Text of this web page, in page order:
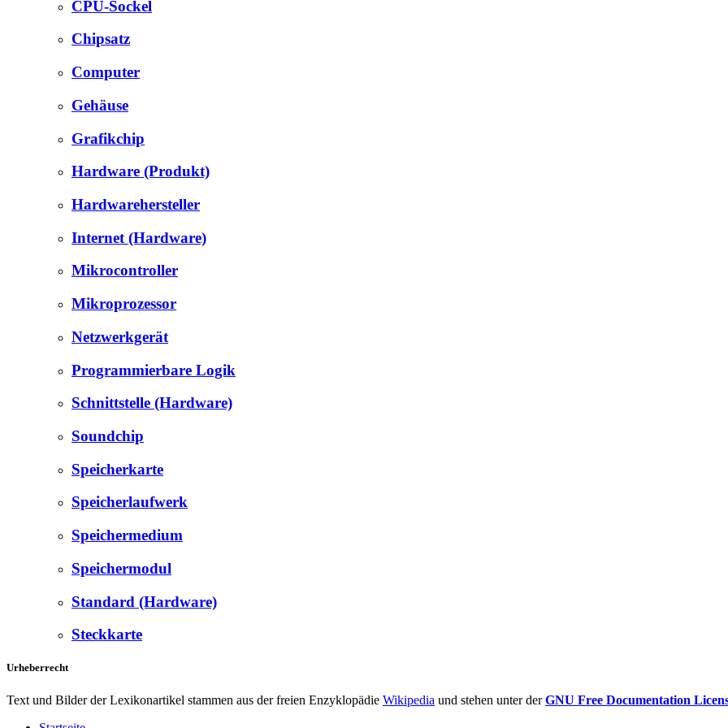
CPU-Sockel
Chipsatz
Computer
Gehäuse
Grafikchip
Hardware (Produkt)
Hardwarehersteller
Internet (Hardware)
Mikrocontroller
Mikroprozessor
Netzwerkgerät
Programmierbare Logik
Schnittstelle (Hardware)
Soundchip
Speicherkarte
Speicherlaufwerk
Speichermedium
Speichermodul
Standard (Hardware)
Steckkarte
Urheberrecht
Text und Bilder der Lexikonartikel stammen aus der freien Enzyklopädie Wikipedia und stehen unter derGNU Free Documentation